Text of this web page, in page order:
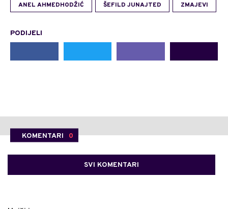
ANEL AHMEDHODŽIĆ ŠEFILD JUNAJTED ZMAJEVI
PODIJELI
KOMENTARI 0
SVI KOMENTARI